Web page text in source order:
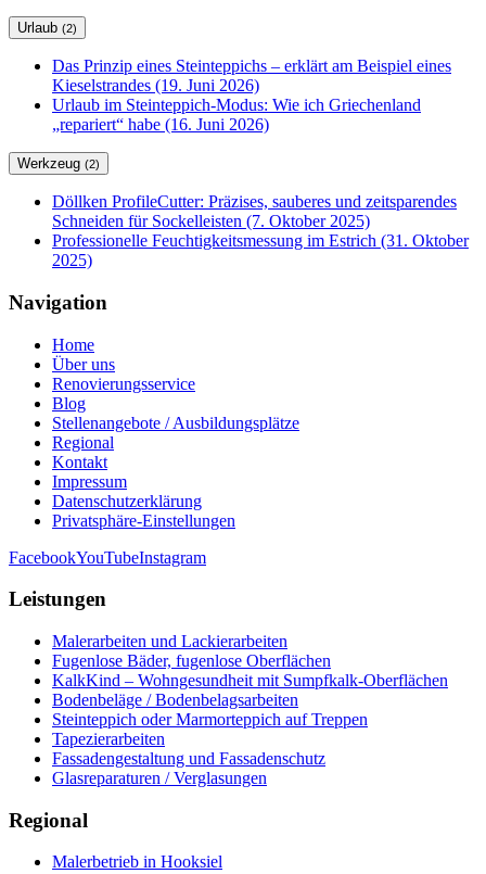
Urlaub (2)
Das Prinzip eines Steinteppichs – erklärt am Beispiel eines
Kieselstrandes (19. Juni 2026)
Urlaub im Steinteppich-Modus: Wie ich Griechenland
„repariert“ habe (16. Juni 2026)
Werkzeug (2)
Döllken ProfileCutter: Präzises, sauberes und zeitsparendes
Schneiden für Sockelleisten (7. Oktober 2025)
Professionelle Feuchtigkeitsmessung im Estrich (31. Oktober
2025)
Navigation
Home
Über uns
Renovierungsservice
Blog
Stellenangebote / Ausbildungsplätze
Regional
Kontakt
Impressum
Datenschutzerklärung
Privatsphäre-Einstellungen
FacebookYouTubeInstagram
Leistungen
Malerarbeiten und Lackierarbeiten
Fugenlose Bäder, fugenlose Oberflächen
KalkKind – Wohngesundheit mit Sumpfkalk-Oberflächen
Bodenbeläge / Bodenbelagsarbeiten
Steinteppich oder Marmorteppich auf Treppen
Tapezierarbeiten
Fassadengestaltung und Fassadenschutz
Glasreparaturen / Verglasungen
Regional
Malerbetrieb in Hooksiel